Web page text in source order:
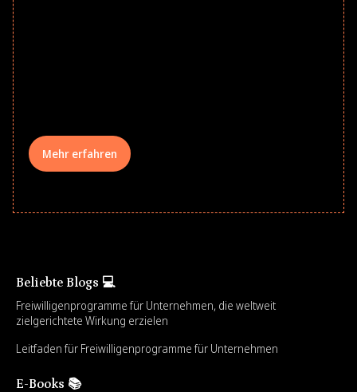
Mehr erfahren
Beliebte Blogs 💻
Freiwilligenprogramme für Unternehmen, die weltweit
zielgerichtete Wirkung erzielen
Leitfaden für Freiwilligenprogramme für Unternehmen
E-Books 📚